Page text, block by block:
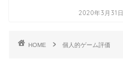
2020年3月31日
HOME 個人的ゲーム評価